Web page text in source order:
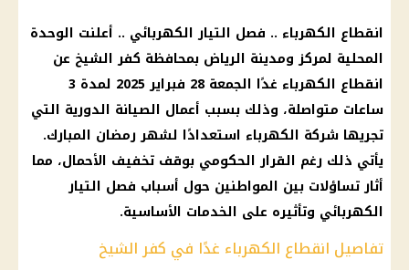
انقطاع الكهرباء .. فصل التيار الكهربائي .. أعلنت الوحدة
المحلية لمركز ومدينة الرياض بمحافظة كفر الشيخ عن
انقطاع الكهرباء غدًا الجمعة 28 فبراير 2025 لمدة 3
ساعات متواصلة، وذلك بسبب أعمال الصيانة الدورية التي
تجريها شركة الكهرباء استعدادًا لشهر رمضان المبارك.
يأتي ذلك رغم القرار الحكومي بوقف تخفيف الأحمال، مما
أثار تساؤلات بين المواطنين حول أسباب فصل التيار
الكهربائي وتأثيره على الخدمات الأساسية.
تفاصيل انقطاع الكهرباء غدًا في كفر الشيخ